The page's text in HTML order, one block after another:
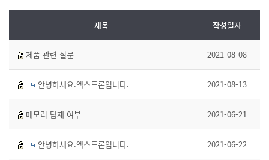
제목 작성일자
제품 관련 질문 2021-08-08
안녕하세요.엑스드론입니다. 2021-08-13
메모리 탑재 여부 2021-06-21
안녕하세요.엑스드론입니다. 2021-06-22